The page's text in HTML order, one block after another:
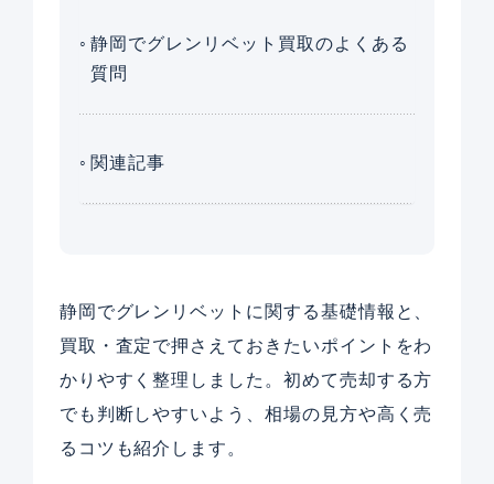
静岡でグレンリベット買取のよくある
質問
関連記事
静岡でグレンリベットに関する基礎情報と、
買取・査定で押さえておきたいポイントをわ
かりやすく整理しました。初めて売却する方
でも判断しやすいよう、相場の見方や高く売
るコツも紹介します。